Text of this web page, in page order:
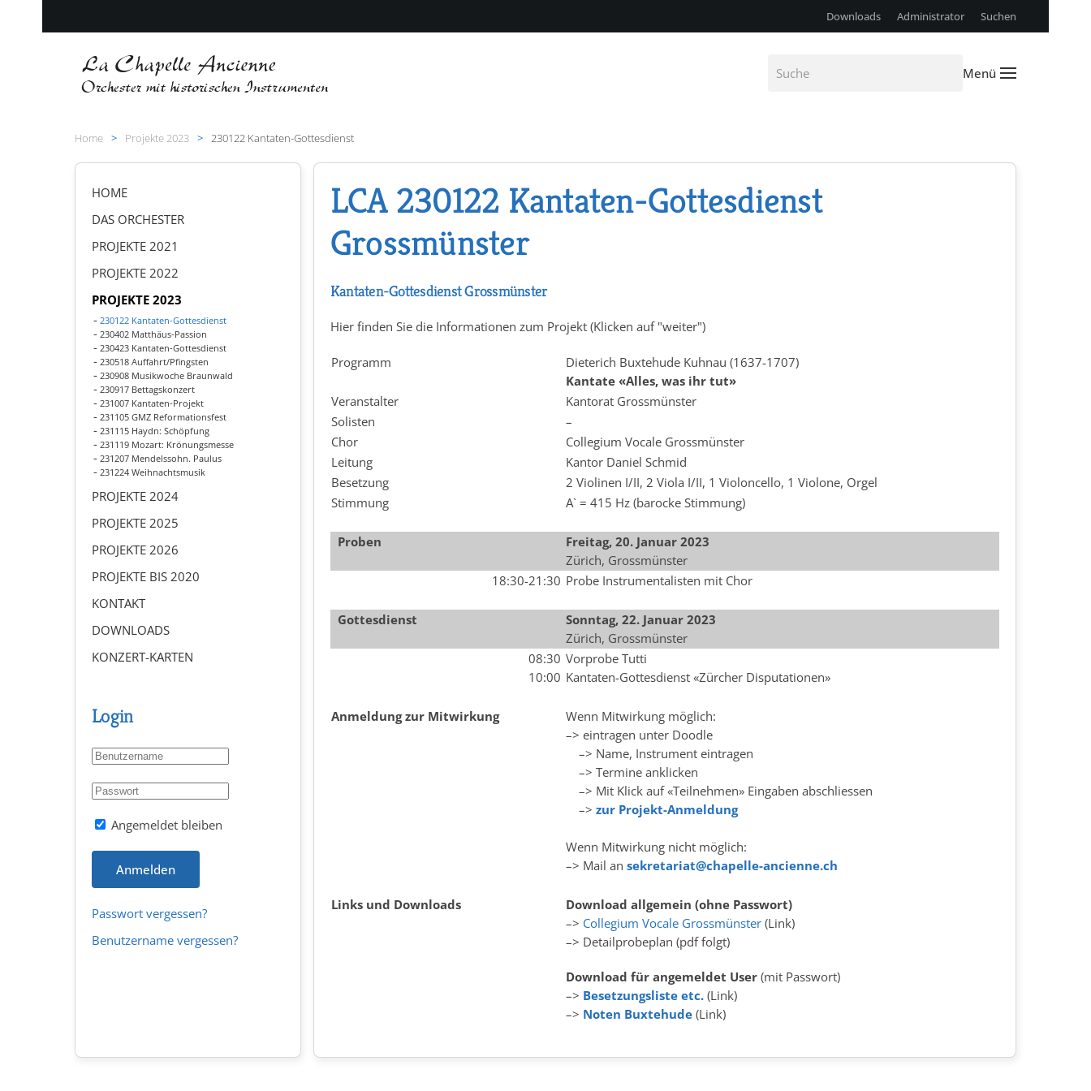
Downloads Administrator Suchen
Menü
Home Projekte 2023 230122 Kantaten-Gottesdienst
LCA 230122 Kantaten-Gottesdienst
Grossmünster
Kantaten-Gottesdienst Grossmünster
Hier finden Sie die Informationen zum Projekt (Klicken auf "weiter")
Programm
Dieterich Buxtehude Kuhnau (1637-1707)
Kantate «Alles, was ihr tut»
Veranstalter
Kantorat Grossmünster
Solisten
–
Chor
Collegium Vocale Grossmünster
Leitung
Kantor Daniel Schmid
Besetzung
2 Violinen I/II, 2 Viola I/II, 1 Violoncello, 1 Violone, Orgel
Stimmung
A` = 415 Hz (barocke Stimmung)
Proben
Freitag, 20. Januar 2023
Zürich, Grossmünster
18:30-21:30 Probe Instrumentalisten mit Chor
Gottesdienst Sonntag, 22. Januar 2023
Zürich, Grossmünster
08:30
10:00
Vorprobe Tutti
Kantaten-Gottesdienst «Zürcher Disputationen»
Anmeldung zur Mitwirkung
Wenn Mitwirkung möglich:
–> eintragen unter Doodle
–> Name, Instrument eintragen
–> Termine anklicken
–> Mit Klick auf «Teilnehmen» Eingaben abschliessen
–> zur Projekt-Anmeldung
Wenn Mitwirkung nicht möglich:
–> Mail an sekretariat@chapelle-ancienne.ch
Links und Downloads
Download allgemein (ohne Passwort)
–> Collegium Vocale Grossmünster(Link)
–> Detailprobeplan (pdf folgt)
Download für angemeldet User(mit Passwort)
–> Besetzungsliste etc.(Link)
–> Noten Buxtehude(Link)
HOME
DAS ORCHESTER
PROJEKTE 2021
PROJEKTE 2022
PROJEKTE 2023
230122 Kantaten-Gottesdienst
230402 Matthäus-Passion
230423 Kantaten-Gottesdienst
230518 Auffahrt/Pfingsten
230908 Musikwoche Braunwald
230917 Bettagskonzert
231007 Kantaten-Projekt
231105 GMZ Reformationsfest
231115 Haydn: Schöpfung
231119 Mozart: Krönungsmesse
231207 Mendelssohn. Paulus
231224 Weihnachtsmusik
PROJEKTE 2024
PROJEKTE 2025
PROJEKTE 2026
PROJEKTE BIS 2020
KONTAKT
DOWNLOADS
KONZERT-KARTEN
Login
Angemeldet bleiben
Anmelden
Passwort vergessen?
Benutzername vergessen?